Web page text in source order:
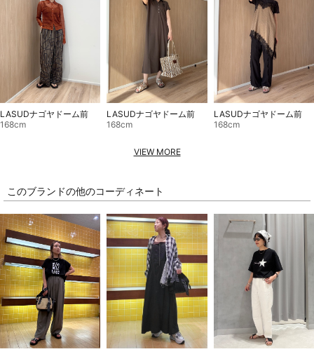
LASUDナゴヤドーム前
168cm
LASUDナゴヤドーム前
168cm
LASUDナゴヤドーム前
168cm
VIEW MORE
このブランドの他のコーディネート